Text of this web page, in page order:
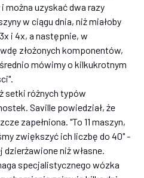
można uzyskać dwa razy
w ciągu dnia, niż miałoby
i 4x, a następnie, w
złożonych komponentów,
mówimy o kilkukrotnym
setki różnych typów
Saville powiedział, że
zapełniona. "To 11 maszyn,
zwiększyć ich liczbę do 40" -
dzierżawione niż własne.
specjalistycznego wózka